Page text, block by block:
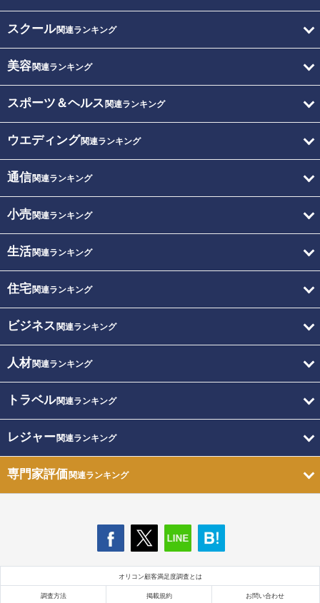
スクール関連ランキング
美容関連ランキング
スポーツ＆ヘルス 関連ランキング
ウエディング関連ランキング
通信関連ランキング
小売関連ランキング
生活関連ランキング
住宅関連ランキング
ビジネス 関連ランキング
人材関連ランキング
トラベル関連ランキング
レジャー関連ランキング
専門家評価関連ランキング
オリコン顧客満足度調査とは
調査方法 掲載規約 お問い合わせ